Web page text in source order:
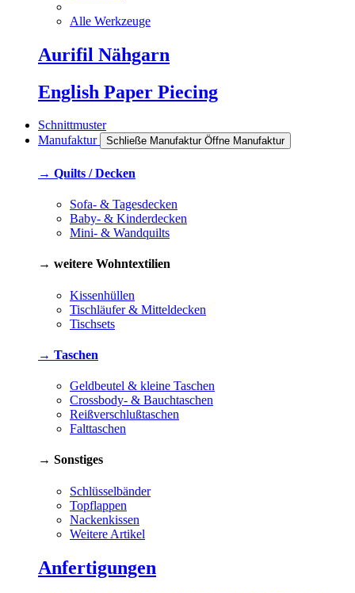
Alle Werkzeuge
Aurifil Nähgarn
English Paper Piecing
Schnittmuster
Manufaktur
Schließe Manufaktur Öffne Manufaktur
→ Quilts / Decken
Sofa- & Tagesdecken
Baby- & Kinderdecken
Mini- & Wandquilts
→ weitere Wohntextilien
Kissenhüllen
Tischläufer & Mitteldecken
Tischsets
→ Taschen
Geldbeutel & kleine Taschen
Crossbody- & Bauchtaschen
Reißverschlußtaschen
Falttaschen
→ Sonstiges
Schlüsselbänder
Topflappen
Nackenkissen
Weitere Artikel
Anfertigungen